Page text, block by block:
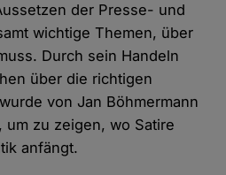
der Presse- und
wichtige Themen, über
Durch sein Handeln
über die richtigen
von Jan Böhmermann
zu zeigen, wo Satire
anfängt.